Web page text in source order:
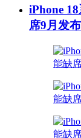
iPhone
席9月发